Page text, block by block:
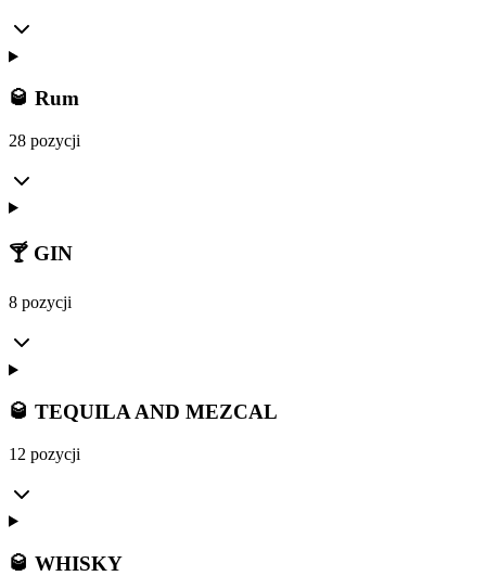
🥃 Rum
28 pozycji
🍸 GIN
8 pozycji
🥃 TEQUILA AND MEZCAL
12 pozycji
🥃 WHISKY